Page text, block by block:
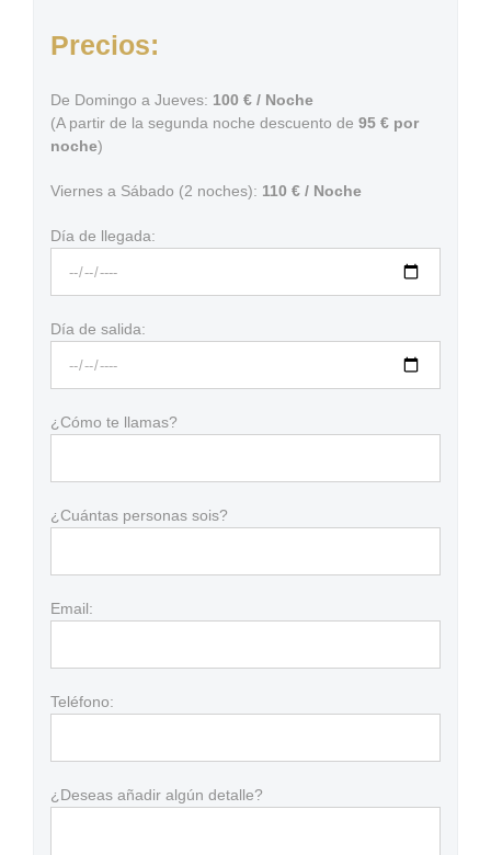
Precios:
De Domingo a Jueves: 100 € / Noche
(A partir de la segunda noche descuento de 95 € por
noche)
Viernes a Sábado (2 noches): 110 € / Noche
Día de llegada:
Día de salida:
¿Cómo te llamas?
¿Cuántas personas sois?
Email:
Teléfono:
¿Deseas añadir algún detalle?